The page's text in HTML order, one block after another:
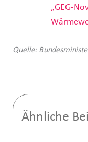
„GEG-
Quelle:
Ähnliche